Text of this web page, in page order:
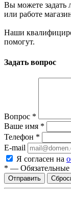
Вы можете задать
или работе
Наши
помогут.
Задать вопрос
Вопрос *
Ваше имя *
Телефон *
E-mail
Я согласен на
* —
Отправить